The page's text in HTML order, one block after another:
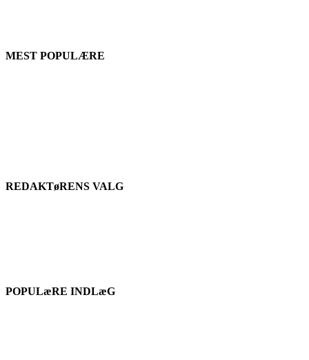
MEST POPULÆRE
REDAKTøRENS VALG
POPULæRE INDLæG